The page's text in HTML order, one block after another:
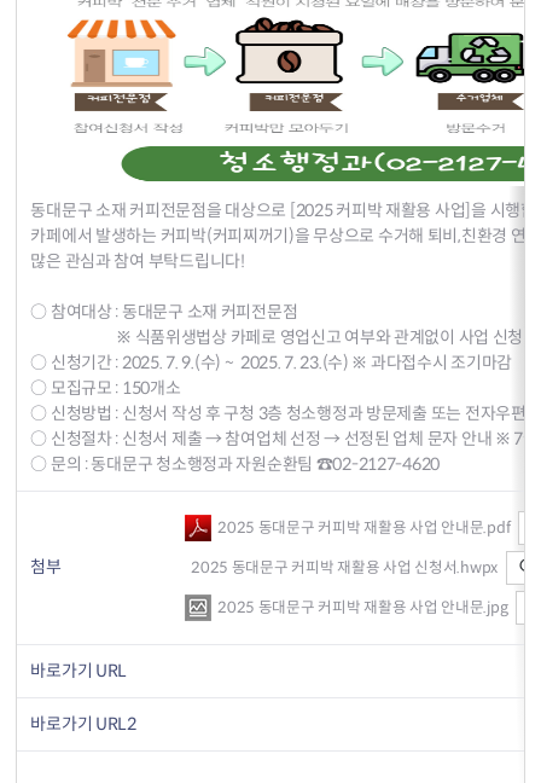
동대문구 소재 커피전문점을 대상으로 [2025 커피박 재활용 사업]을 시행합
카페에서 발생하는 커피박(커피찌꺼기)을 무상으로 수거해 퇴비,친환경 연
많은 관심과 참여 부탁드립니다!
○ 참여대상 : 동대문구 소재 커피전문점
※ 식품위생법상 카페로 영업신고 여부와 관계없이 사업 신청
○ 신청기간 : 2025. 7. 9.(수) ~ 2025. 7. 23.(수) ※ 과다접수시 조기마감
○ 모집규모 : 150개소
○ 신청방법 : 신청서 작성 후 구청 3층 청소행정과 방문제출 또는 전자우
○ 신청절차 : 신청서 제출 → 참여업체 선정 → 선정된 업체 문자 안내 ※ 7월
○ 문의 : 동대문구 청소행정과 자원순환팀 ☎02-2127-4620
첨부
2025 동대문구 커피박 재활용 사업 안내문.pdf
2025 동대문구 커피박 재활용 사업 신청서.hwpx
2025 동대문구 커피박 재활용 사업 안내문.jpg
바로가기 URL
바로가기 URL2